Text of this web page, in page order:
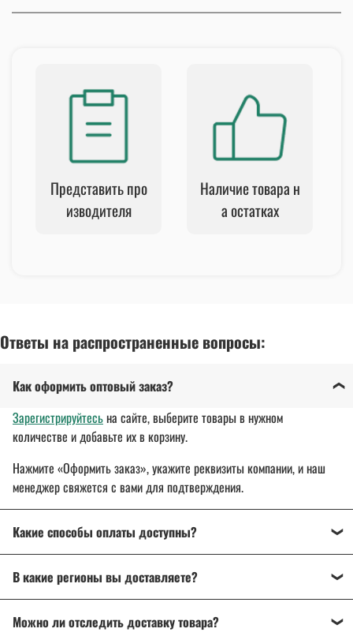
Представить про
изводителя
Наличие товара н
а остатках
Ответы на распространенные вопросы:
Как оформить оптовый заказ?
Зарегистрируйтесьна сайте, выберите товары в нужном
количестве и добавьте их в корзину.
Нажмите «Оформить заказ», укажите реквизиты компании, и наш
менеджер свяжется с вами для подтверждения.
Какие способы оплаты доступны?
расчетный счет организации.
Для государственных и муниципальных заказчиков
возможна поставка товара с отсрочкой платежа до 30 дней.
В какие регионы вы доставляете?
России : от Калининграда до Владивостока.
Можно ли отследить доставку товара?